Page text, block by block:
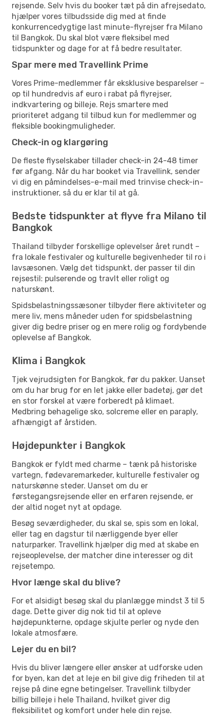
rejsende. Selv hvis du booker tæt på din afrejsedato,
hjælper vores tilbudsside dig med at finde
konkurrencedygtige last minute-flyrejser fra Milano
til Bangkok. Du skal blot være fleksibel med
tidspunkter og dage for at få bedre resultater.
Spar mere med Travellink Prime
Vores Prime-medlemmer får eksklusive besparelser –
op til hundredvis af euro i rabat på flyrejser,
indkvartering og billeje. Rejs smartere med
prioriteret adgang til tilbud kun for medlemmer og
fleksible bookingmuligheder.
Check-in og klargøring
De fleste flyselskaber tillader check-in 24-48 timer
før afgang. Når du har booket via Travellink, sender
vi dig en påmindelses-e-mail med trinvise check-in-
instruktioner, så du er klar til at gå.
Bedste tidspunkter at flyve fra Milano til
Bangkok
Thailand tilbyder forskellige oplevelser året rundt –
fra lokale festivaler og kulturelle begivenheder til ro i
lavsæsonen. Vælg det tidspunkt, der passer til din
rejsestil: pulserende og travlt eller roligt og
naturskønt.
Spidsbelastningssæsoner tilbyder flere aktiviteter og
mere liv, mens måneder uden for spidsbelastning
giver dig bedre priser og en mere rolig og fordybende
oplevelse af Bangkok.
Klima i Bangkok
Tjek vejrudsigten for Bangkok, før du pakker. Uanset
om du har brug for en let jakke eller badetøj, gør det
en stor forskel at være forberedt på klimaet.
Medbring behagelige sko, solcreme eller en paraply,
afhængigt af årstiden.
Højdepunkter i Bangkok
Bangkok er fyldt med charme – tænk på historiske
vartegn, fødevaremarkeder, kulturelle festivaler og
naturskønne steder. Uanset om du er
førstegangsrejsende eller en erfaren rejsende, er
der altid noget nyt at opdage.
Besøg seværdigheder, du skal se, spis som en lokal,
eller tag en dagstur til nærliggende byer eller
naturparker. Travellink hjælper dig med at skabe en
rejseoplevelse, der matcher dine interesser og dit
rejsetempo.
Hvor længe skal du blive?
For et alsidigt besøg skal du planlægge mindst 3 til 5
dage. Dette giver dig nok tid til at opleve
højdepunkterne, opdage skjulte perler og nyde den
lokale atmosfære.
Lejer du en bil?
Hvis du bliver længere eller ønsker at udforske uden
for byen, kan det at leje en bil give dig friheden til at
rejse på dine egne betingelser. Travellink tilbyder
billig billeje i hele Thailand, hvilket giver dig
fleksibilitet og komfort under hele din rejse.